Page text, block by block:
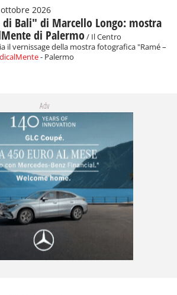
2026
Bali" di Marcello Longo: mostra
di Palermo/ Il Centro
il vernissage della mostra fotografica "Ramé –
- Palermo
Adv